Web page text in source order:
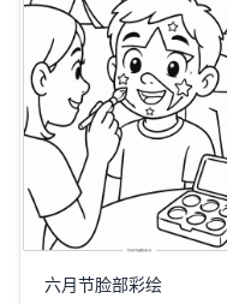
六月节脸部彩绘